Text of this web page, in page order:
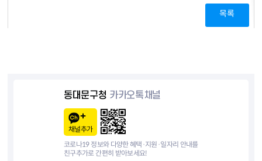
목록
동대문구청 카카오톡채널
채널추가
코로나19 정보와 다양한 혜택·지원·일자리 안내를
친구추가로 간편히 받아보세요!